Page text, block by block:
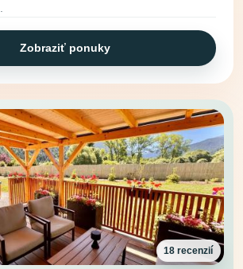
Zobraziť ponuky
18 recenzií